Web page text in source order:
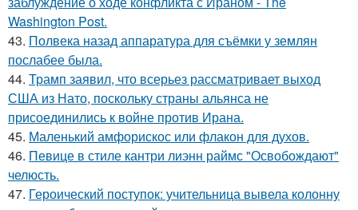
Washington Post.
43. Полвека назад аппаратура для съёмки у землян
послабее была.
44. Трамп заявил, что всерьез рассматривает выход
США из Нато, поскольку страны альянса не
присоединились к войне против Ирана.
45. Маленький амфорискос или флакон для духов.
46. Певице в стиле кантри лиэнн раймс "Освобождают"
челюсть.
47. Героический поступок: учительница вывела колонну